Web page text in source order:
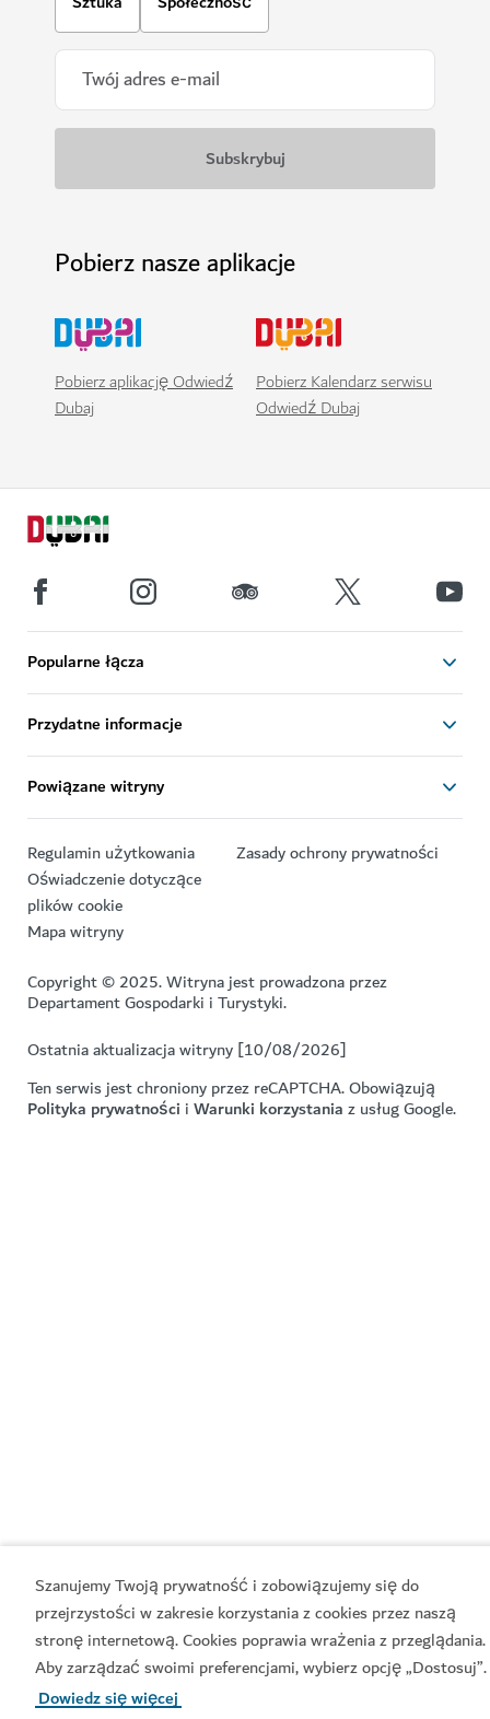
Szanujemy Twoją prywatność i zobowiązujemy się do
przejrzystości w zakresie korzystania z cookies przez naszą
stronę internetową. Cookies poprawia wrażenia z przeglądania.
Aby zarządzać swoimi preferencjami, wybierz opcję „Dostosuj”.
Dowiedz się więcej
Pobierz nasze aplikacje
Pobierz aplikację Odwiedź
Dubaj
Pobierz Kalendarz serwisu
Odwiedź Dubaj
Popularne łącza
Przydatne informacje
Powiązane witryny
Regulamin użytkowania
Zasady ochrony prywatności
Oświadczenie dotyczące
plików cookie
Mapa witryny
Copyright © 2025. Witryna jest prowadzona przez
Departament Gospodarki i Turystyki.
Ostatnia aktualizacja witryny [10/08/2026]
Ten serwis jest chroniony przez reCAPTCHA. Obowiązują
Polityka prywatności iWarunki korzystaniaz usług Google.